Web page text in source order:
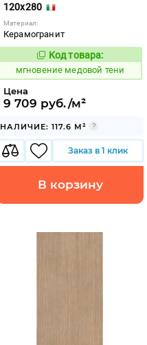
120x280
Материал:
Керамогранит
944478
Код товара:
мгновение медовой тени
Цена
9 709 руб./м²
НАЛИЧИЕ: 117.6 М²
Заказ в 1 клик
В корзину